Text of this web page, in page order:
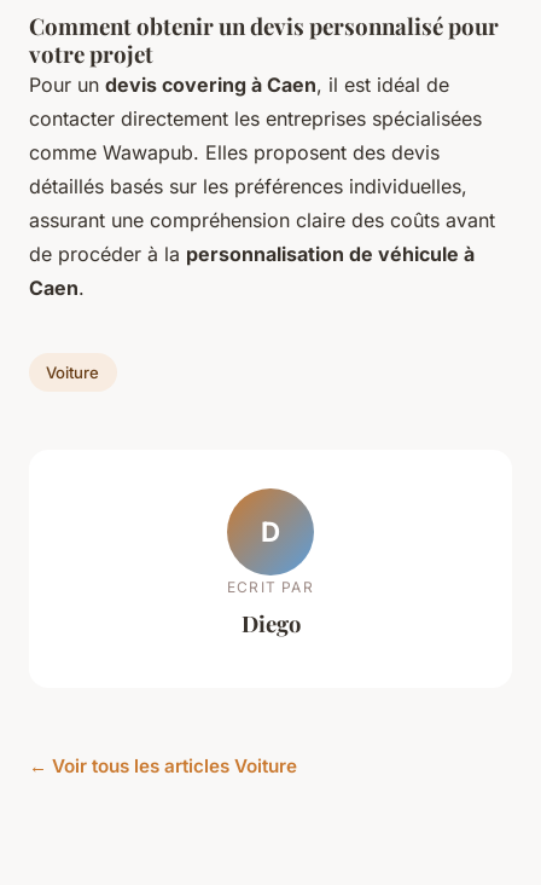
Comment obtenir un devis personnalisé pour
votre projet
Pour un devis covering à Caen, il est idéal de
contacter directement les entreprises spécialisées
comme Wawapub. Elles proposent des devis
détaillés basés sur les préférences individuelles,
assurant une compréhension claire des coûts avant
de procéder à la personnalisation de véhicule à
Caen.
Voiture
D
ECRIT PAR
Diego
← Voir tous les articles Voiture